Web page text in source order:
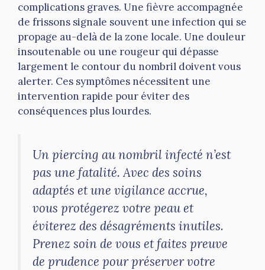
complications graves. Une fièvre accompagnée
de frissons signale souvent une infection qui se
propage au-delà de la zone locale. Une douleur
insoutenable ou une rougeur qui dépasse
largement le contour du nombril doivent vous
alerter. Ces symptômes nécessitent une
intervention rapide pour éviter des
conséquences plus lourdes.
Un piercing au nombril infecté n’est
pas une fatalité. Avec des soins
adaptés et une vigilance accrue,
vous protégerez votre peau et
éviterez des désagréments inutiles.
Prenez soin de vous et faites preuve
de prudence pour préserver votre